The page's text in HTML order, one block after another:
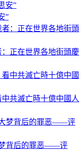
”
正在世界各地街頭慶
共滅亡時十億中國人
背后的罪恶——评